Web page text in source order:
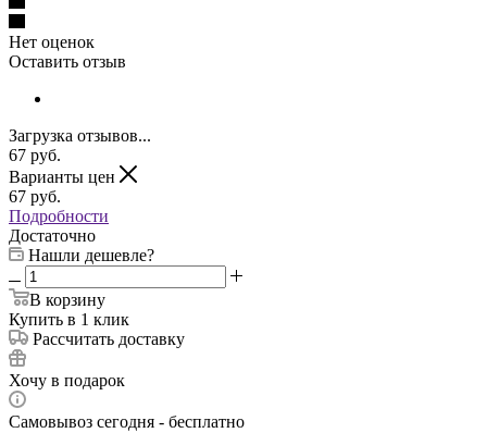
Нет оценок
Оставить отзыв
Загрузка отзывов...
67 руб.
Варианты цен
67 руб.
Подробности
Достаточно
Нашли дешевле?
В корзину
Купить в 1 клик
Рассчитать доставку
Хочу в подарок
Самовывоз сегодня - бесплатно